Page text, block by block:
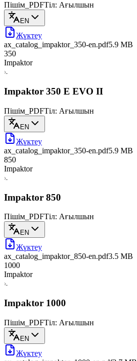
Пішім_PDFТіл: Ағылшын
EN
Жүктеу
ax_catalog_impaktor_350-en.pdf5.9 MB
350
Impaktor
Impaktor 350 E EVO II
Пішім_PDFТіл: Ағылшын
EN
Жүктеу
ax_catalog_impaktor_350-en.pdf5.9 MB
850
Impaktor
Impaktor 850
Пішім_PDFТіл: Ағылшын
EN
Жүктеу
ax_catalog_impaktor_850-en.pdf3.5 MB
1000
Impaktor
Impaktor 1000
Пішім_PDFТіл: Ағылшын
EN
Жүктеу